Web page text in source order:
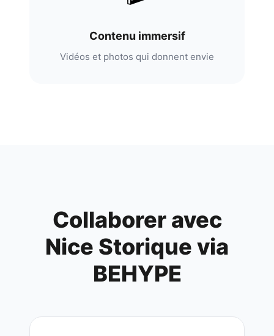
Contenu immersif
Vidéos et photos qui donnent envie
Collaborer avec
Nice Storique via
BEHYPE